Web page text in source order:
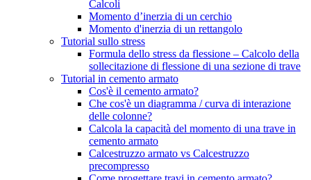
Calcoli
Momento d’inerzia di un cerchio
Momento d'inerzia di un rettangolo
Tutorial sullo stress
Formula dello stress da flessione – Calcolo della
sollecitazione di flessione di una sezione di trave
Tutorial in cemento armato
Cos'è il cemento armato?
Che cos'è un diagramma / curva di interazione
delle colonne?
Calcola la capacità del momento di una trave in
cemento armato
Calcestruzzo armato vs Calcestruzzo
precompresso